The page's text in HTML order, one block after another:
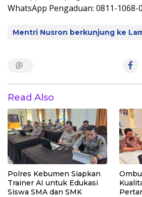
WhatsApp Pengaduan: 0811-1068-
Mentri Nusron berkunjung ke
Read Also
Polres Kebumen Siapkan
Trainer AI untuk Edukasi
Siswa SMA dan SMK